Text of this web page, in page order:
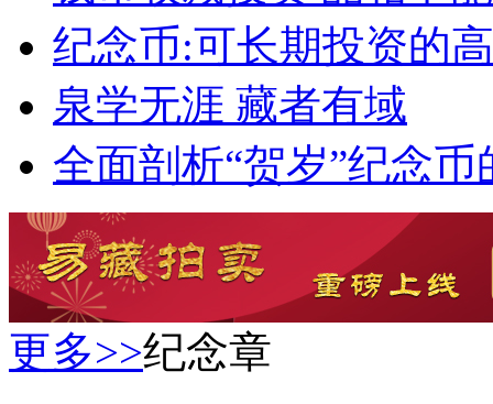
纪念币:可长期投资的
泉学无涯 藏者有域
全面剖析“贺岁”纪念币
更多>>纪念章